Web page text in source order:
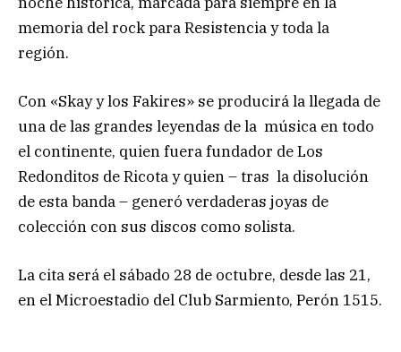
memoria del rock para Resistencia y toda la
región.
Con «Skay y los Fakires» se producirá la llegada de
una de las grandes leyendas de la música en todo
el continente, quien fuera fundador de Los
Redonditos de Ricota y quien – tras la disolución
de esta banda – generó verdaderas joyas de
colección con sus discos como solista.
La cita será el sábado 28 de octubre, desde las 21,
en el Microestadio del Club Sarmiento, Perón 1515.